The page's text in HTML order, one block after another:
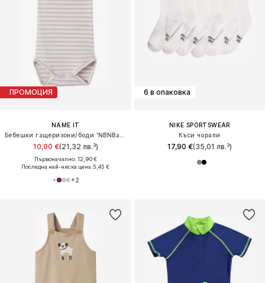
ПРОМОЦИЯ
NAME IT
10,90 €(21,32 лв.³)
Първоначално: 12,90 €
Последна най-ниска цена:5,45 €
+2
6 в опаковка
NIKE SPORTSWEAR
Къси чорапи
17,90 €(35,01 лв.³)